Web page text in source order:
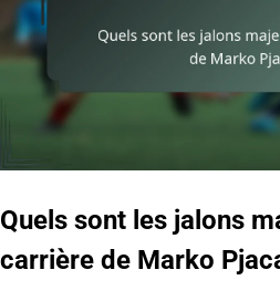
Quels sont les jalons
carrière de Marko